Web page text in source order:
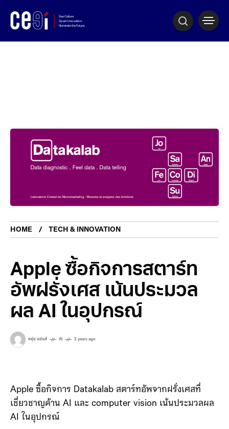
HOME TECH & INNOVATION
Apple ซื้อกิจการสตาร์ท
อัพฝรั่งเศส เน้นประมวล
ผล AI ในอุปกรณ์
หนุ่ย แซ่แต้ AI 2 years ago
Apple ซื้อกิจการ Datakalab สตาร์ทอัพจากฝรั่งเศสที่
เชี่ยวชาญด้าน AI และ computer vision เน้นประมวลผล
AI ในอุปกรณ์